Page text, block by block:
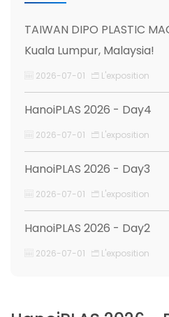
TAIWAN DIPO PLASTIC
Kuala Lumpur, Malaysia!
2026-07-01 L'exposition
HanoiPLAS 2026 - Day4
2026-07-01 L'exposition
HanoiPLAS 2026 - Day3
2026-07-01 L'exposition
HanoiPLAS 2026 - Day2
2026-07-01 L'exposition